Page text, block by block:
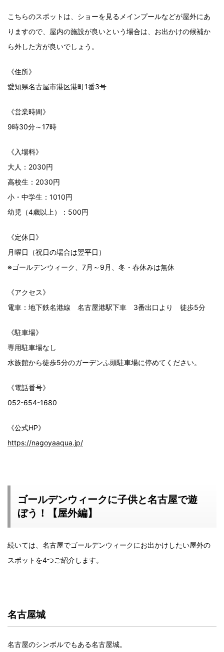
こちらのスポットは、ショーを見るメインプールなどが屋外にあ
りますので、屋内の施設が良いという場合は、お出かけの候補か
ら外した方が良いでしょう。
《住所》
愛知県名古屋市港区港町1番3号
《営業時間》
9時30分～17時
《入場料》
大人：2030円
高校生：2030円
小・中学生：1010円
幼児（4歳以上）：500円
《定休日》
月曜日（祝日の場合は翌平日）
※ゴールデンウィーク、7月～9月、冬・春休みは無休
《アクセス》
電車：地下鉄名港線 名古屋港駅下車 3番出口より 徒歩5分
《駐車場》
専用駐車場なし
水族館から徒歩5分のガーデンふ頭駐車場に停めてください。
《電話番号》
052-654-1680
《公式HP》
https://nagoyaaqua.jp/
ゴールデンウィークに子供と名古屋で遊
ぼう！【屋外編】
続いては、名古屋でゴールデンウィークにお出かけしたい屋外の
スポットを4つご紹介します。
名古屋城
名古屋のシンボルでもある名古屋城。